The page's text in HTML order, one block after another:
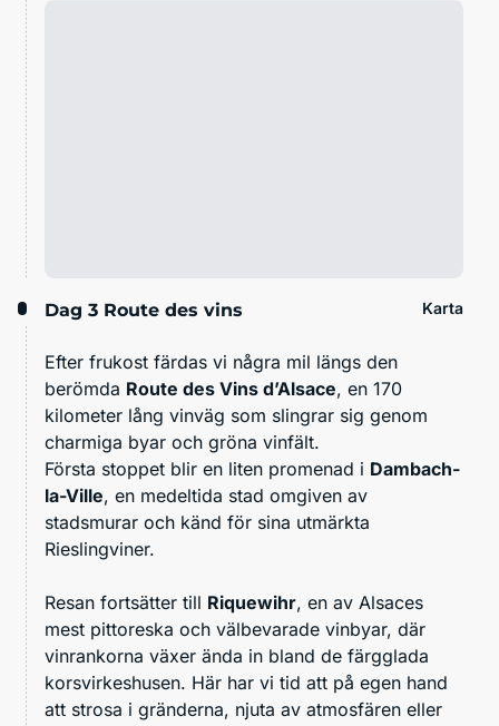
Dag 3 Route des vins Karta
Efter frukost färdas vi några mil längs den
berömda Route des Vins d’Alsace, en 170
kilometer lång vinväg som slingrar sig genom
charmiga byar och gröna vinfält.
Första stoppet blir en liten promenad i Dambach-
la-Ville, en medeltida stad omgiven av
stadsmurar och känd för sina utmärkta
Rieslingviner.
Resan fortsätter till Riquewihr, en av Alsaces
mest pittoreska och välbevarade vinbyar, där
vinrankorna växer ända in bland de färgglada
korsvirkeshusen. Här har vi tid att på egen hand
att strosa i gränderna, njuta av atmosfären eller